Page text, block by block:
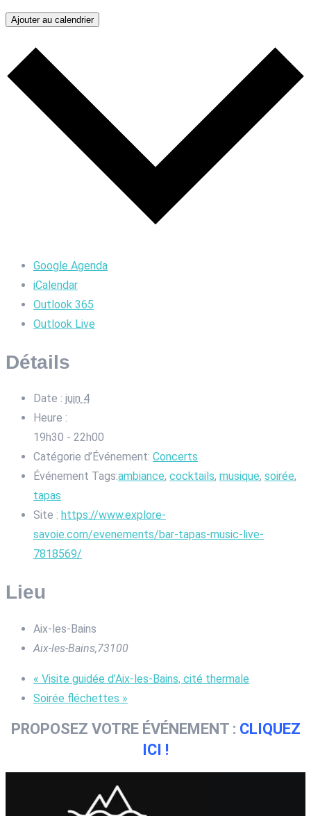
Ajouter au calendrier
Google Agenda
iCalendar
Outlook 365
Outlook Live
Détails
Date : juin 4
Heure :
19h30 - 22h00
Catégorie d’Événement: Concerts
Événement Tags:ambiance, cocktails, musique, soirée,
tapas
Site : https://www.explore-
savoie.com/evenements/bar-tapas-music-live-
7818569/
Lieu
Aix-les-Bains
Aix-les-Bains,73100
« Visite guidée d’Aix-les-Bains, cité thermale
Soirée fléchettes »
PROPOSEZ VOTRE ÉVÉNEMENT : CLIQUEZ
ICI !